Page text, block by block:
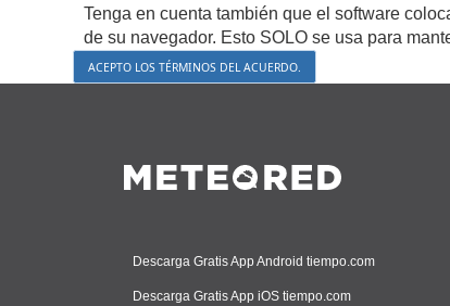
Tenga en cuenta también que el software
de su navegador. Esto SOLO se usa para
Descarga Gratis App Android tiempo.com
Descarga Gratis App iOS tiempo.com